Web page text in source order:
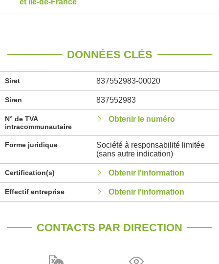
et Île-de-France
DONNÉES CLÉS
Siret 837552983-00020
Siren 837552983
N° de TVA
intracommunautaire
Obtenir le numéro
Forme juridique
Société à responsabilité limitée
(sans autre indication)
Certification(s) Obtenir l'information
Effectif entreprise Obtenir l'information
CONTACTS PAR DIRECTION